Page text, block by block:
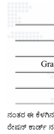
ನಂತರ ಈ
ರೇಷನ್ ಕಾರ್ಡ್